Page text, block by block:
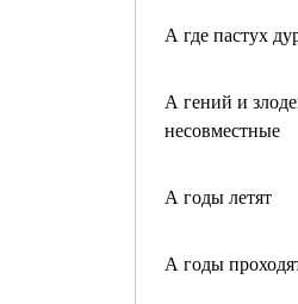
А где пастух
А гений и
несовместные
А годы летят
А годы